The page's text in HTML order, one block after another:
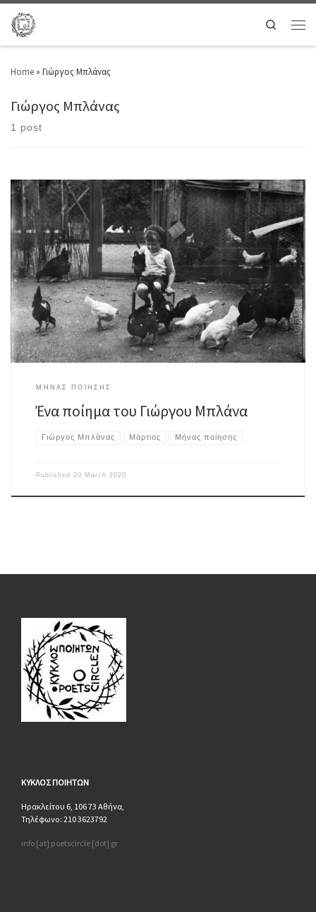
Search
Home » Γιώργος Μπλάνας
Γιώργος Μπλάνας
1 post
ΣΥΛΛΟΓΗ → ΦΩΤΟΓΡΑΦΙΕΣ → ΑΛΜΠΟΥΜ Αυτό το μικρό, που κυνηγάει
πίσω απ’ τον φράκτη, ένα σαστισμένο κοτόπουλο, για να παίξουν, δεν
ξέρει ακόμα πως είναι ένα σαστισμένο κοτόπουλο πίσω απ’ τον φράκτη.
Θα το μάθει στα δόντια του λύκου photo credit: Powerhouse Museum
Collection Small boy holding a hen via […]
ΜΉΝΑΣ ΠΟΊΗΣΗΣ
Ένα ποίημα του Γιώργου Μπλάνα
Γιώργος Μπλάνας Μάρτιος Μήνας ποίησης
Published 20 March 2020
ΚΥΚΛΟΣ ΠΟΙΗΤΩΝ
Ηρακλείτου 6, 106 73 Αθήνα,
Τηλέφωνο: 210 3623792
info [at] poetscircle [dot] gr